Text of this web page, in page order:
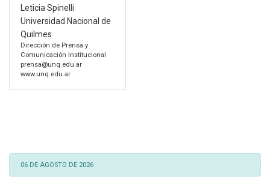
Leticia Spinelli
Universidad Nacional de
Quilmes
Dirección de Prensa y
Comunicación Institucional
prensa@unq.edu.ar
www.unq.edu.ar
06 DE AGOSTO DE 2026